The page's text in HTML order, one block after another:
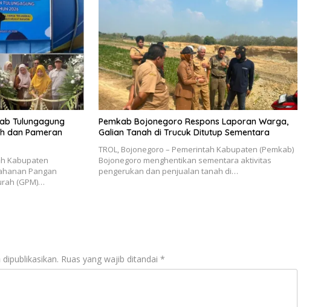
Tulungagung
dan Pameran
Kabupaten
Pangan
(GPM)…
Pemkab Bojonegoro Respons Laporan Warga,
Galian Tanah di Trucuk Ditutup Sementara
TROL, Bojonegoro – Pemerintah Kabupaten (Pemkab)
Bojonegoro menghentikan sementara aktivitas
pengerukan dan penjualan tanah di…
Ruas yang wajib ditandai *